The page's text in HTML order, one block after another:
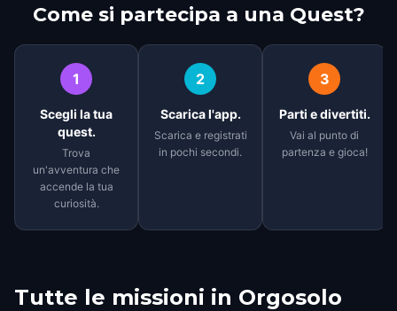
Come si partecipa a una Quest?
1
Scegli la tua
quest.
Trova
un'avventura che
accende la tua
curiosità.
2
Scarica l'app.
Scarica e registrati
in pochi secondi.
3
Parti e divertiti.
Vai al punto di
partenza e gioca!
Tutte le missioni in Orgosolo